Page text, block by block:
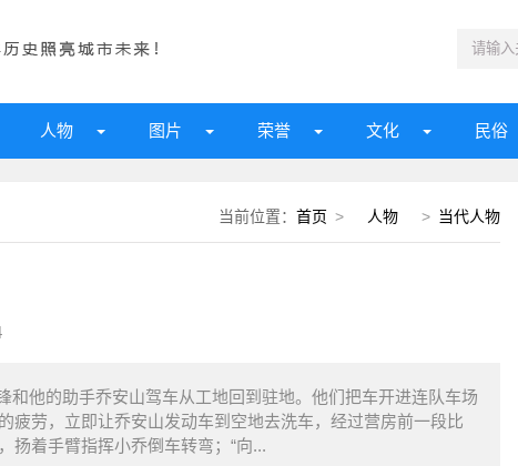
人物 图片 荣誉 文化 民俗
当前位置： 首页 > 人物 > 当代人物
和他的助手乔安山驾车从工地回到驻地。他们把车开进连队车场
疲劳，立即让乔安山发动车到空地去洗车，经过营房前一段比
扬着手臂指挥小乔倒车转弯；“向...